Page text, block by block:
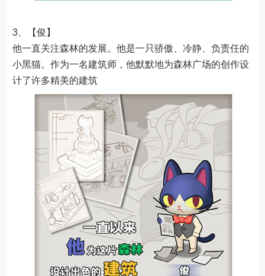
3、【俊】
他一直关注森林的发展。他是一只骄傲、冷静、负责任的
小黑猫。作为一名建筑师，他默默地为森林广场的创作设
计了许多精美的建筑